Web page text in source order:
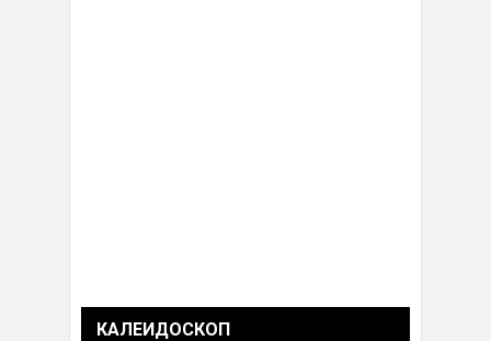
КАЛЕИДОСКОП